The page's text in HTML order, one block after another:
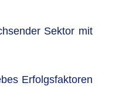
Sektor mit
Erfolgsfaktoren